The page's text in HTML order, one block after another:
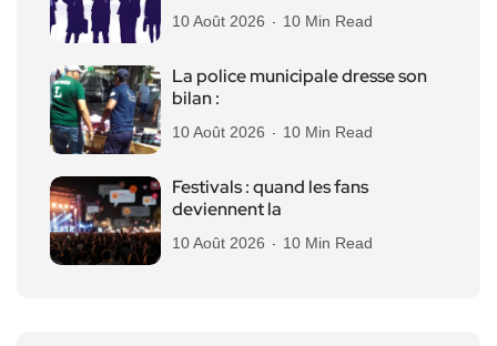
10 Août 2026 10 Min Read
La police municipale dresse son
bilan :
10 Août 2026 10 Min Read
Festivals : quand les fans
deviennent la
10 Août 2026 10 Min Read